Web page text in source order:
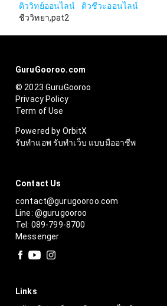
ติววิทย์ออนไลน์
ติวชีวะออนไลน์
ชีววิทยา,pat2
GuruGooroo.com
© 2023 GuruGooroo
Privacy Policy
Term of Use
Powered by OrbitX
รับทำแอพ รับทำเว็บ แบบมืออาชีพ
Contact Us
contact@gurugooroo.com
Line: @gurugooroo
Tel: 089-799-8700
Messenger
Links